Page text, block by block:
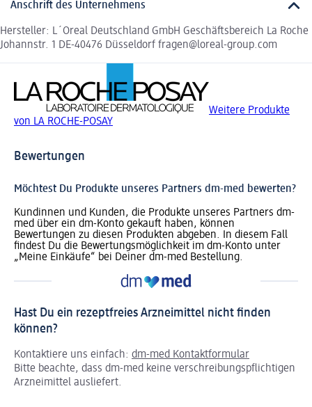
Anschrift des Unternehmens
Hersteller: L´Oreal Deutschland GmbH Geschäftsbereich La Roche
Johannstr. 1 DE-40476 Düsseldorf fragen@loreal-group.com
Weitere Produkte
von LA ROCHE-POSAY
Bewertungen
Möchtest Du Produkte unseres Partners dm-med bewerten?
Kundinnen und Kunden, die Produkte unseres Partners dm-
med über ein dm-Konto gekauft haben, können
Bewertungen zu diesen Produkten abgeben. In diesem Fall
findest Du die Bewertungsmöglichkeit im dm-Konto unter
„Meine Einkäufe“ bei Deiner dm-med Bestellung.
Hast Du ein rezeptfreies Arzneimittel nicht finden
können?
Kontaktiere uns einfach: dm-med Kontaktformular
Bitte beachte, dass dm-med keine verschreibungspflichtigen
Arzneimittel ausliefert.